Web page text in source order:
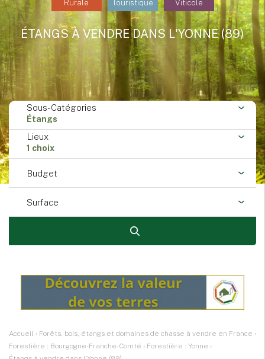
Rurale Touristique Viticole
ÉTANGS À VENDRE DANS L'YONNE (89)
Sous-Catégories
Étangs
Lieux
1 choix
Budget
Surface
Accueil › Forêts, bois, étangs et domaines de chasse à vendre en France ›
Forestière : Bourgogne-Franche-Comté › Forestière : Yonne ›